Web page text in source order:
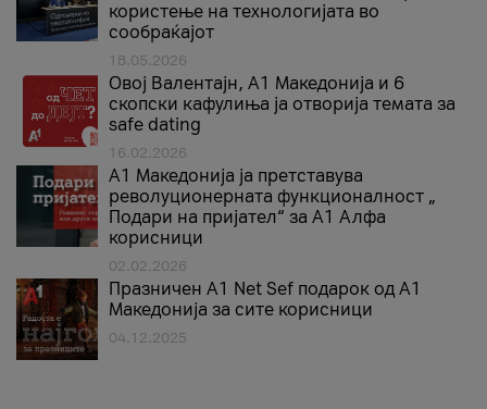
користење на технологијата во
сообраќајот
18.05.2026
Овој Валентајн, A1 Македонија и 6
скопски кафулиња ја отворија темата за
safe dating
16.02.2026
А1 Македонија ја претставува
револуционерната функционалност „
Подари на пријател“ за А1 Алфа
корисници
02.02.2026
Празничен A1 Net Sеf подарок од А1
Македонија за сите корисници
04.12.2025